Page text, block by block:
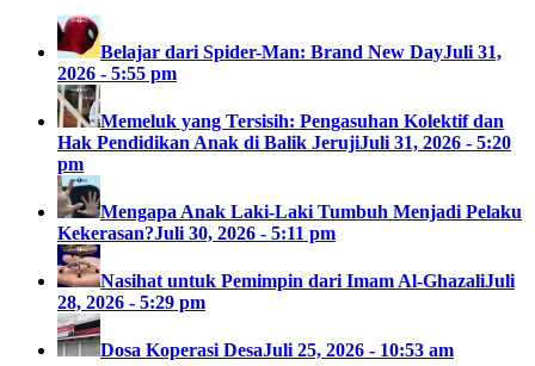
Belajar dari Spider-Man: Brand New DayJuli 31,
2026 - 5:55 pm
Memeluk yang Tersisih: Pengasuhan Kolektif dan
Hak Pendidikan Anak di Balik JerujiJuli 31, 2026 - 5:20
pm
Mengapa Anak Laki-Laki Tumbuh Menjadi Pelaku
Kekerasan?Juli 30, 2026 - 5:11 pm
Nasihat untuk Pemimpin dari Imam Al-GhazaliJuli
28, 2026 - 5:29 pm
Dosa Koperasi DesaJuli 25, 2026 - 10:53 am